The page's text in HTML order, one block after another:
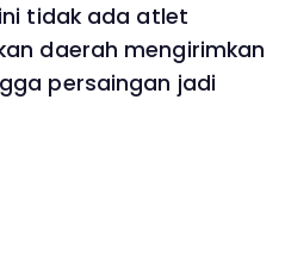
tidak ada atlet
daerah mengirimkan
persaingan jadi